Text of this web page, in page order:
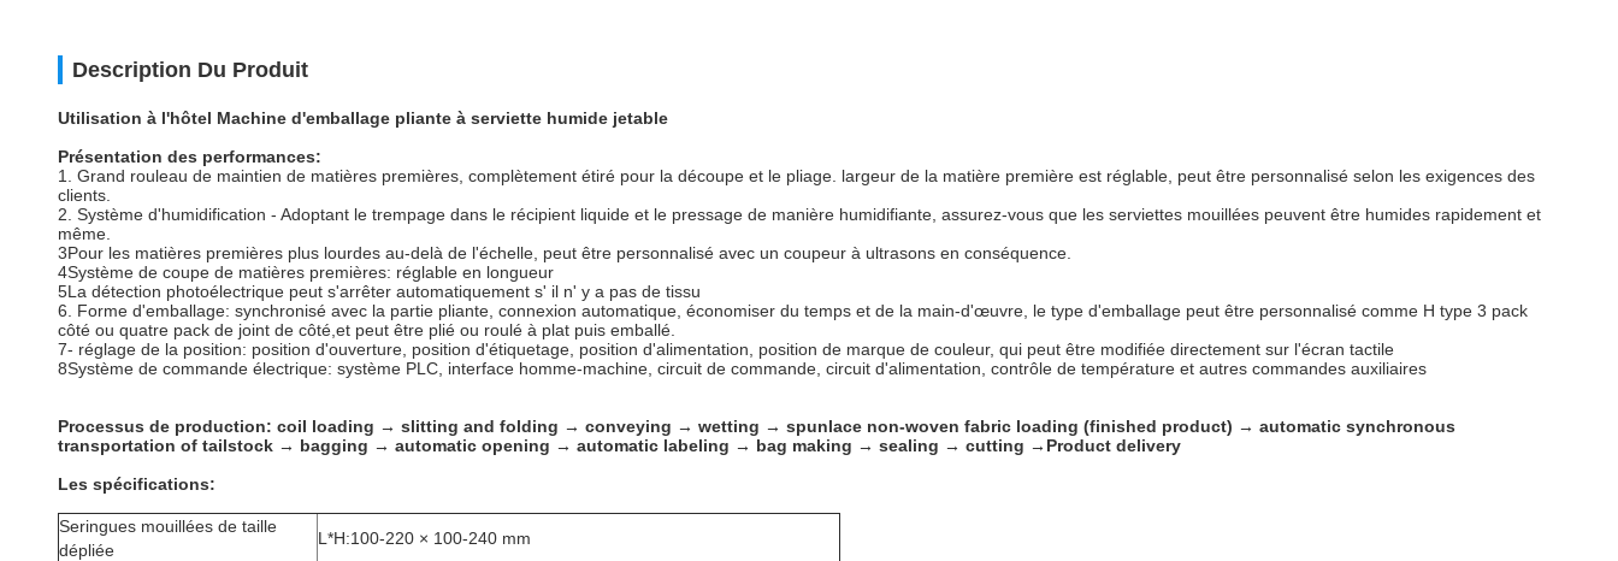
Description Du Produit
Utilisation à l'hôtel Machine d'emballage pliante à serviette humide jetable
Présentation des performances:
1. Grand rouleau de maintien de matières premières, complètement étiré pour la découpe et le pliage. largeur de la matière première est réglable, peut être personnalisé selon les exigences des
clients.
2. Système d'humidification - Adoptant le trempage dans le récipient liquide et le pressage de manière humidifiante, assurez-vous que les serviettes mouillées peuvent être humides rapidement et
même.
3Pour les matières premières plus lourdes au-delà de l'échelle, peut être personnalisé avec un coupeur à ultrasons en conséquence.
4Système de coupe de matières premières: réglable en longueur
5La détection photoélectrique peut s'arrêter automatiquement s' il n' y a pas de tissu
6. Forme d'emballage: synchronisé avec la partie pliante, connexion automatique, économiser du temps et de la main-d'œuvre, le type d'emballage peut être personnalisé comme H type 3 pack
côté ou quatre pack de joint de côté,et peut être plié ou roulé à plat puis emballé.
7- réglage de la position: position d'ouverture, position d'étiquetage, position d'alimentation, position de marque de couleur, qui peut être modifiée directement sur l'écran tactile
8Système de commande électrique: système PLC, interface homme-machine, circuit de commande, circuit d'alimentation, contrôle de température et autres commandes auxiliaires
Processus de production: coil loading → slitting and folding → conveying → wetting → spunlace non-woven fabric loading (finished product) → automatic synchronous
transportation of tailstock → bagging → automatic opening → automatic labeling → bag making → sealing → cutting →Product delivery
Les spécifications:
Seringues mouillées de taille
dépliée
L*H:100-220 × 100-240 mm